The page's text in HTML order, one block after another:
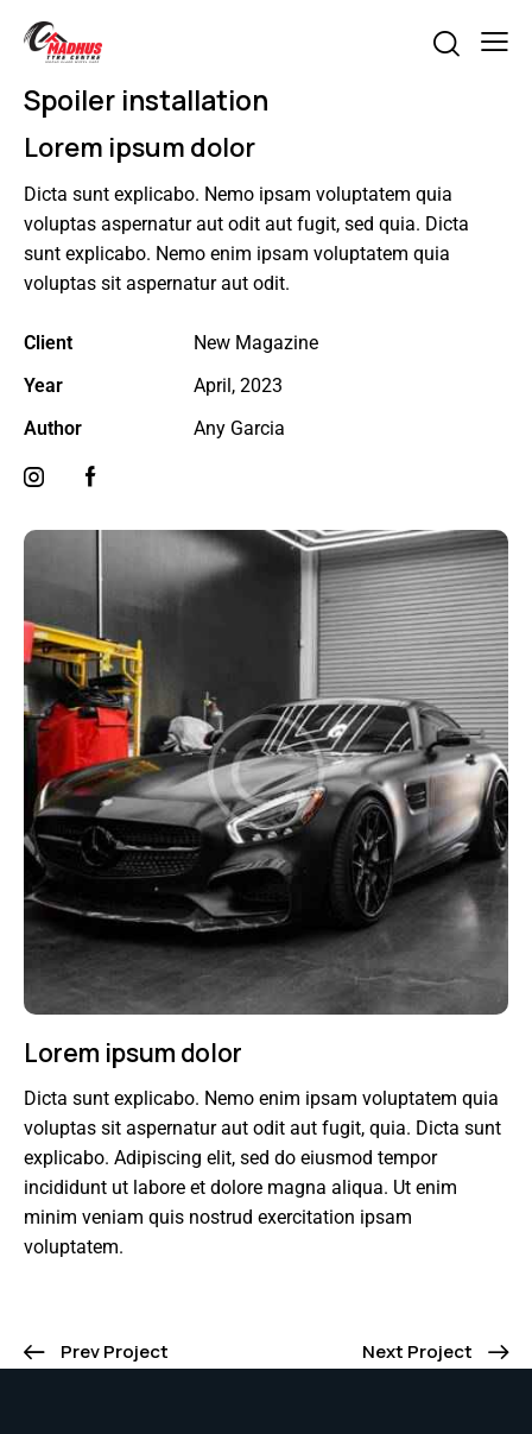
Spoiler installation
Lorem ipsum dolor
Dicta sunt explicabo. Nemo enim ipsam voluptatem quia
voluptas sit aspernatur aut odit aut fugit, quia. Dicta sunt
explicabo. Adipiscing elit, sed do eiusmod tempor
incididunt ut labore et dolore magna aliqua. Ut enim
minim veniam quis nostrud exercitation ipsam
voluptatem.
Lorem ipsum dolor
Dicta sunt explicabo. Nemo ipsam voluptatem quia
voluptas aspernatur aut odit aut fugit, sed quia. Dicta
sunt explicabo. Nemo enim ipsam voluptatem quia
voluptas sit aspernatur aut odit.
Client
New Magazine
Year
April, 2023
Author
Any Garcia
Prev Project Next Project